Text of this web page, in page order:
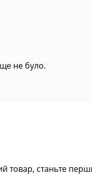
ще не було.
товар, станьте